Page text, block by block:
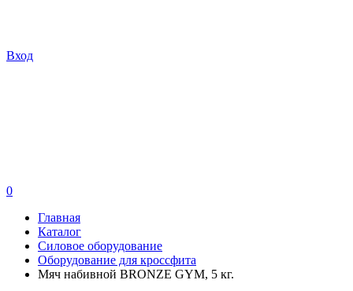
Вход
0
Главная
Каталог
Силовое оборудование
Оборудование для кроссфита
Мяч набивной BRONZE GYM, 5 кг.